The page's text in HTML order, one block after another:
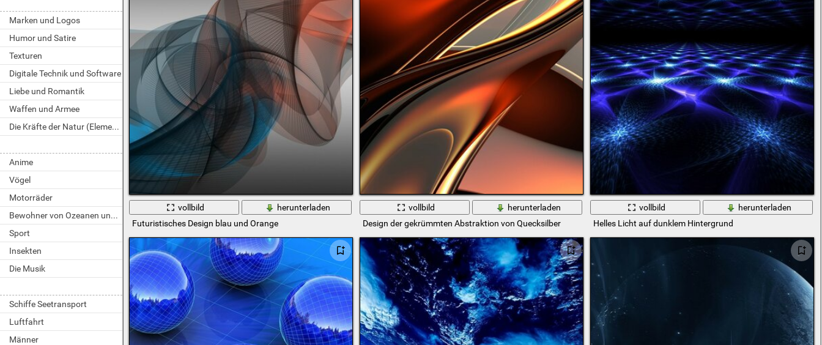
Marken und Logos
Humor und Satire
Texturen
Digitale Technik und Software
Liebe und Romantik
Waffen und Armee
Die Kräfte der Natur (Elemente)
Anime
Vögel
Motorräder
Bewohner von Ozeanen und Flüssen
Sport
Insekten
Die Musik
Schiffe Seetransport
Luftfahrt
Männer
vollbild
herunterladen
Futuristisches Design blau und Orange
vollbild
herunterladen
Design der gekrümmten Abstraktion von Quecksilber
vollbild
herunterladen
Helles Licht auf dunklem Hintergrund